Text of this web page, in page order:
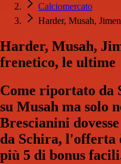
Calciomercato
Harder, Musah,
Harder, Musah,
frenetico, le ultime
Come riportato da
su Musah ma solo
Brescianini
da Schira, l'offerta
più 5 di bonus